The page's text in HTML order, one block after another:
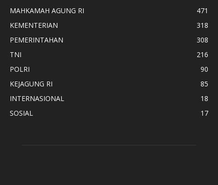
MAHKAMAH AGUNG RI
471
KEMENTERIAN
318
PEMERINTAHAN
308
TNI
216
POLRI
90
KEJAGUNG RI
85
INTERNASIONAL
18
SOSIAL
17